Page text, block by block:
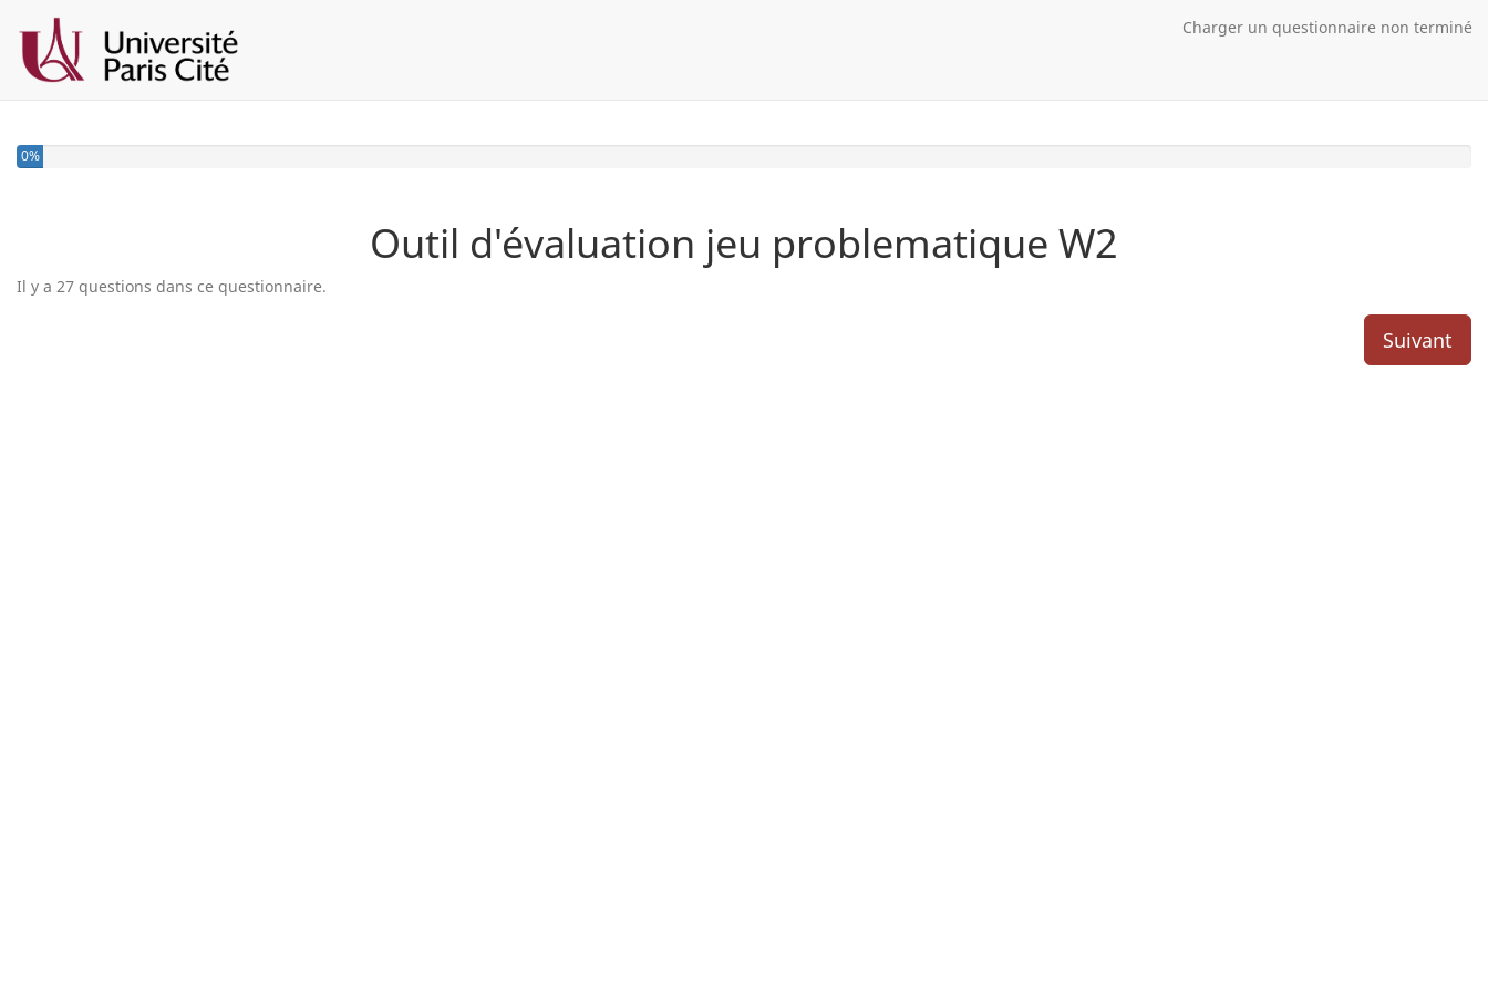
Charger un questionnaire non terminé
0%
Outil d'évaluation jeu problematique W2
Il y a 27 questions dans ce questionnaire.
Suivant